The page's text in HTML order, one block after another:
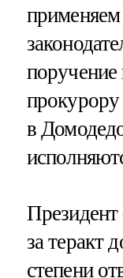
поручение
прокурору
в
Президент
за теракт
степени